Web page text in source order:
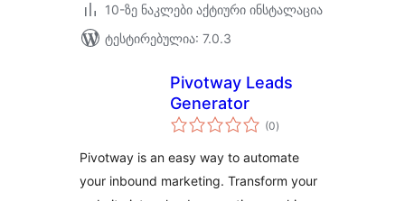
10-ზე ნაკლები აქტიური ინსტალაცია
ტესტირებულია: 7.0.3
Pivotway Leads
Generator
(0საერთო
რეიტინგი
)
Pivotway is an easy way to automate
your inbound marketing. Transform your